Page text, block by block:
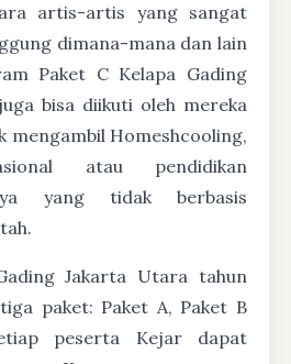
artis-artis yang sangat
dimana-mana dan lain
Paket C Kelapa Gading
bisa diikuti oleh mereka
mengambil Homeshcooling,
atau pendidikan
yang tidak berbasis
Jakarta Utara tahun
paket: Paket A, Paket B
peserta Kejar dapat